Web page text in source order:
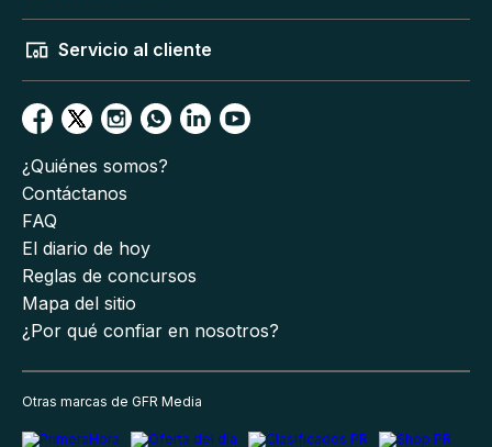
Servicio al cliente
¿Quiénes somos?
Contáctanos
FAQ
El diario de hoy
Reglas de concursos
Mapa del sitio
¿Por qué confiar en nosotros?
Otras marcas de GFR Media